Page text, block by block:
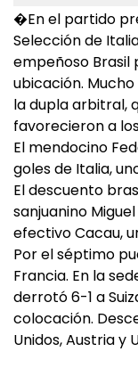
�En el partido
Selección de
empeñoso Brasil
ubicación.
la dupla arbitral,
favorecieron a
El mendocino
goles de Italia,
El descuento
sanjuanino
efectivo Cacau,
Por el séptimo
Francia. En la
derrotó 6-1 a
colocación.
Unidos, Austria y